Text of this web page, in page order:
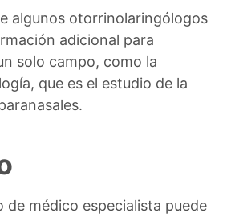
algunos otorrinolaringólogos
adicional para
solo campo, como la
que es el estudio de la
de médico especialista puede